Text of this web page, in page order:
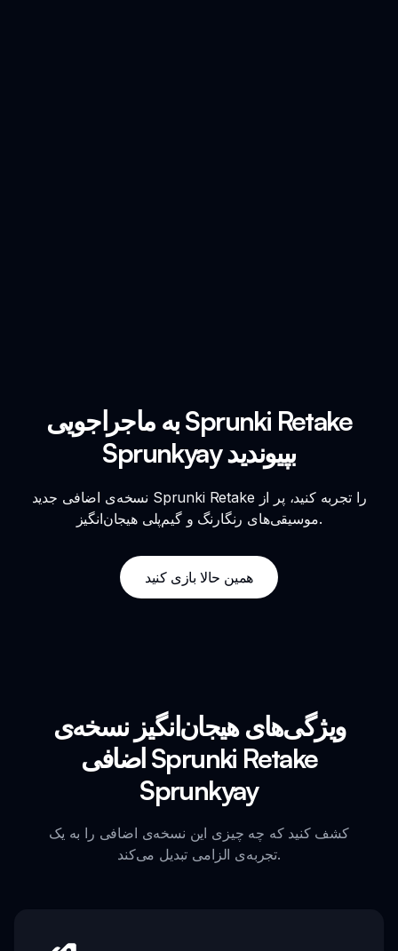
به ماجراجویی Sprunki Retake
Sprunkyay بپیوندید
نسخه‌ی اضافی جدید Sprunki Retake را تجربه کنید، پر از
موسیقی‌های رنگارنگ و گیم‌پلی هیجان‌انگیز.
همین حالا بازی کنید
ویژگی‌های هیجان‌انگیز نسخه‌ی
اضافی Sprunki Retake
Sprunkyay
کشف کنید که چه چیزی این نسخه‌ی اضافی را به یک
تجربه‌ی الزامی تبدیل می‌کند.